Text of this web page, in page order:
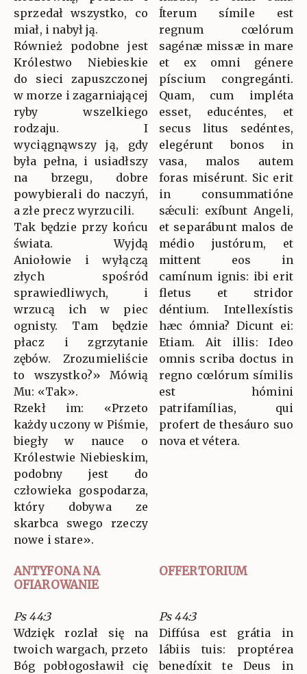
sprzedał wszystko, co
miał, i nabył ją.
Również podobne jest
Królestwo Niebieskie
do sieci zapuszczonej
w morze i zagarniającej
ryby wszelkiego
rodzaju. I
wyciągnąwszy ją, gdy
była pełna, i usiadłszy
na brzegu, dobre
powybierali do naczyń,
a złe precz wyrzucili.
Tak będzie przy końcu
świata. Wyjdą
Aniołowie i wyłączą
złych spośród
sprawiedliwych, i
wrzucą ich w piec
ognisty. Tam będzie
płacz i zgrzytanie
zębów. Zrozumieliście
to wszystko?» Mówią
Mu: «Tak».
Rzekł im: «Przeto
każdy uczony w Piśmie,
biegły w nauce o
Królestwie Niebieskim,
podobny jest do
człowieka gospodarza,
który dobywa ze
skarbca swego rzeczy
nowe i stare».
Íterum símile est
regnum cœlórum
sagénæ missæ in mare
et ex omni génere
píscium congregánti.
Quam, cum impléta
esset, educéntes, et
secus litus sedéntes,
elegérunt bonos in
vasa, malos autem
foras misérunt. Sic erit
in consummatióne
sǽculi: exíbunt Angeli,
et separábunt malos de
médio justórum, et
mittent eos in
camínum ignis: ibi erit
fletus et stridor
déntium. Intellexístis
hæc ómnia? Dicunt ei:
Etiam. Ait illis: Ideo
omnis scriba doctus in
regno cœlórum símilis
est hómini
patrifamílias, qui
profert de thesáuro suo
nova et vétera.
ANTYFONA NA
OFIAROWANIE
OFFERTORIUM
Ps 44:3
Wdzięk rozlał się na
twoich wargach, przeto
Bóg pobłogosławił cię
Ps 44:3
Diffúsa est grátia in
lábiis tuis: proptérea
benedíxit te Deus in